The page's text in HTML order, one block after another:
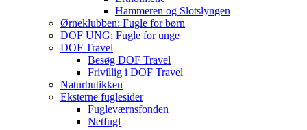
Hammeren og Slotslyngen
Ørneklubben: Fugle for børn
DOF UNG: Fugle for unge
DOF Travel
Besøg DOF Travel
Frivillig i DOF Travel
Naturbutikken
Eksterne fuglesider
Fugleværnsfonden
Netfugl